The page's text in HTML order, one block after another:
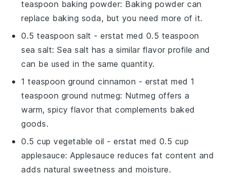
teaspoon baking powder: Baking powder can
replace baking soda, but you need more of it.
0.5 teaspoon salt - erstat med 0.5 teaspoon
sea salt: Sea salt has a similar flavor profile and
can be used in the same quantity.
1 teaspoon ground cinnamon - erstat med1
teaspoon ground nutmeg: Nutmeg offers a
warm, spicy flavor that complements baked
goods.
0.5 cup vegetable oil - erstat med 0.5 cup
applesauce: Applesauce reduces fat content and
adds natural sweetness and moisture.